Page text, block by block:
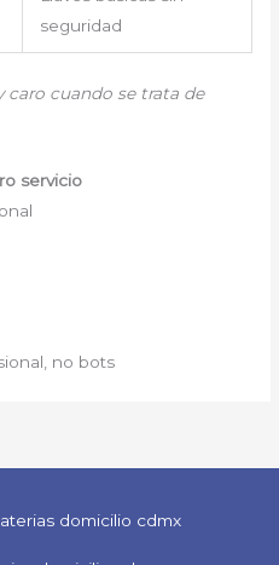
seguridad
caro cuando se trata de
servicio
no bots
domicilio cdmx